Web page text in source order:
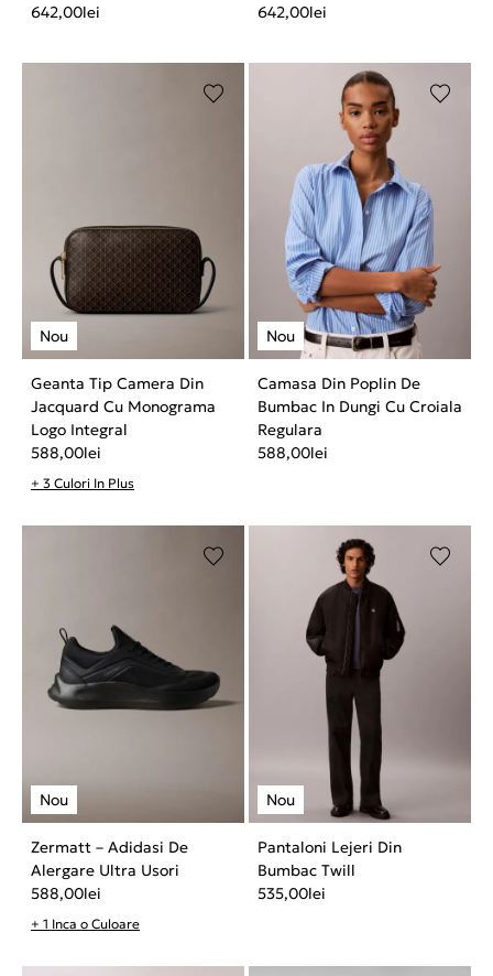
642,00lei
642,00lei
Geanta Tip Camera Din
Jacquard Cu Monograma
Logo Integral
588,00lei
+ 3 Culori In Plus
Camasa Din Poplin De
Bumbac In Dungi Cu Croiala
Regulara
588,00lei
Zermatt – Adidasi De
Alergare Ultra Usori
588,00lei
+ 1 Inca o Culoare
Pantaloni Lejeri Din
Bumbac Twill
535,00lei